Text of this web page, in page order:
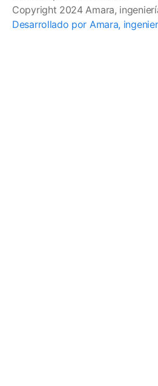
Copyright 2024 Amara,
Desarrollado por Amara,